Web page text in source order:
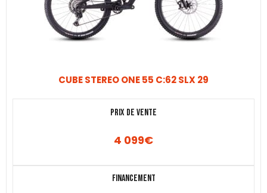
CUBE STEREO ONE 55 C:62 SLX 29
Prix de vente
4 099€
Financement